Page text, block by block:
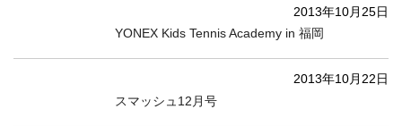
2013年10月25日
YONEX Kids Tennis Academy in 福岡
2013年10月22日
スマッシュ12月号